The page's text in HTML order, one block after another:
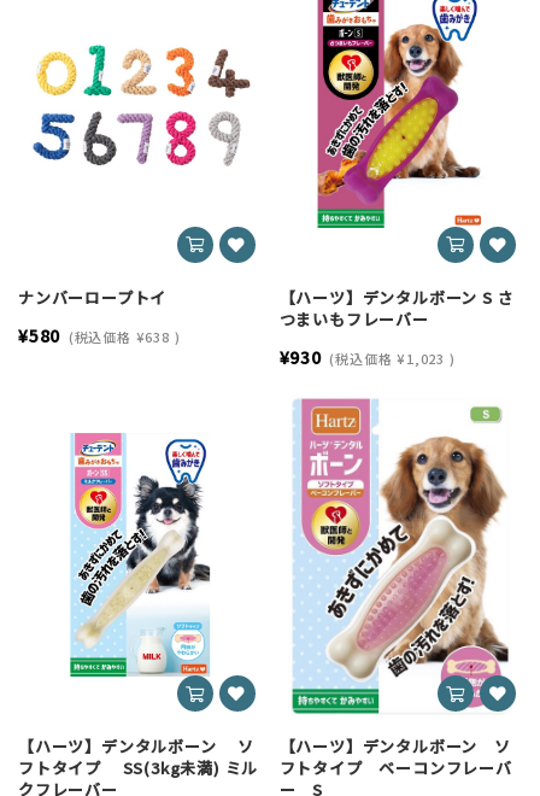
ナンバーロープトイ
¥580 (税込価格 ¥638 )
【ハーツ】デンタルボーン S さ
つまいもフレーバー
¥930 (税込価格 ¥1,023 )
【ハーツ】デンタルボーン ソ
フトタイプ SS(3kg未満) ミル
クフレーバー
【ハーツ】デンタルボーン ソ
フトタイプ ベーコンフレーバ
ー S